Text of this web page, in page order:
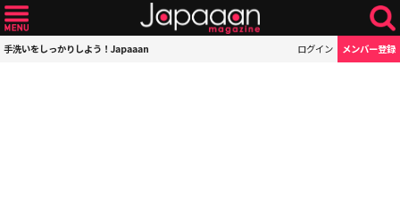
手洗いをしっかりしよう！Japaaan ログイン メンバー登録